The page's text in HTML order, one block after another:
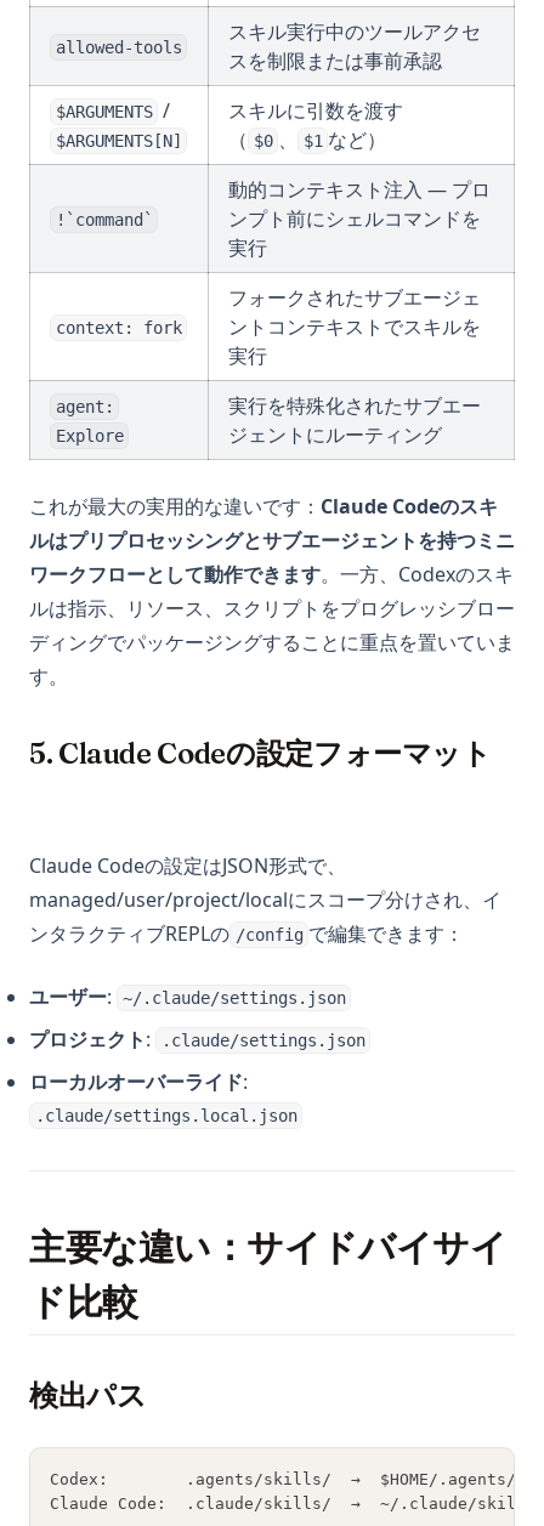
allowed-tools
スキル実行中のツールアクセ
スを制限または事前承認
$ARGUMENTS /
$ARGUMENTS[N]
スキルに引数を渡す
（ $0 、 $1 など）
!`command`
動的コンテキスト注入 — プロ
ンプト前にシェルコマンドを
実行
context: fork
フォークされたサブエージェ
ントコンテキストでスキルを
実行
agent:
Explore
実行を特殊化されたサブエー
ジェントにルーティング
これが最大の実用的な違いです： Claude Codeのスキ
ルはプリプロセッシングとサブエージェントを持つミニ
ワークフローとして動作できます。一方、Codexのスキ
ルは指示、リソース、スクリプトをプログレッシブロー
ディングでパッケージングすることに重点を置いていま
す。
5. Claude Codeの設定フォーマット
Claude Codeの設定はJSON形式で、
managed/user/project/localにスコープ分けされ、イ
ンタラクティブREPLの /config で編集できます：
ユーザー: ~/.claude/settings.json
プロジェクト: .claude/settings.json
ローカルオーバーライド:
.claude/settings.local.json
主要な違い：サイドバイサイ
ド比較
検出パス
Codex:        .agents/skills/  →  $HOME/
Claude Code:  .claude/skills/  →  ~/.claude/